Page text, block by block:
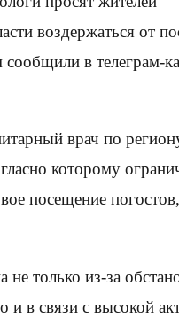
воздержаться от
в телеграм-
врач по
которому
посещение
не только из-за
и в связи с высокой